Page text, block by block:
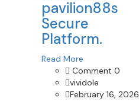
pavilion88s
Secure
Platform.
Read More
Comment 0
vividole
February 16, 2026